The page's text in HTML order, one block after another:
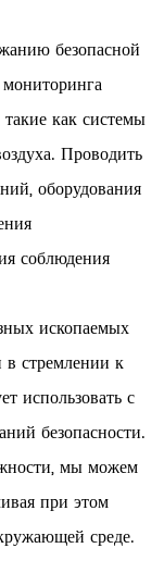
безопасной
как системы
Проводить
оборудования
соблюдения
ископаемых
стремлении к
использовать с
безопасности.
мы можем
при этом
среде.